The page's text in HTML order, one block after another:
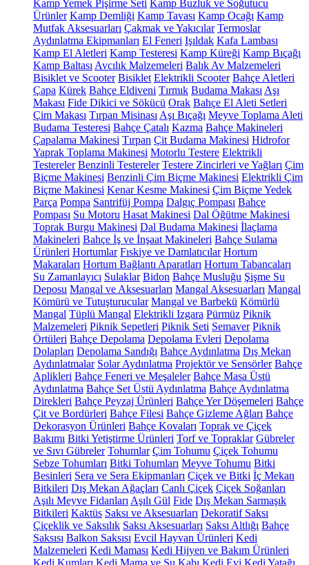
Kamp Yemek Pişirme Seti Kamp Buzluk ve Soğutucu
Ürünler Kamp Demliği Kamp Tavası Kamp Ocağı Kamp
Mutfak Aksesuarları Çakmak ve Yakıcılar Termoslar
Aydınlatma Ekipmanları El Feneri Işıldak Kafa Lambası
Kamp El Aletleri Kamp Testeresi Kamp Küreği Kamp Bıçağı
Kamp Baltası Avcılık Malzemeleri Balık Av Malzemeleri
Bisiklet ve Scooter Bisiklet Elektrikli Scooter Bahçe Aletleri
Çapa Kürek Bahçe Eldiveni Tırmık Budama Makası Aşı
Makası Fide Dikici ve Sökücü Orak Bahçe El Aleti Setleri
Çim Makası Tırpan Misinası Aşı Bıçağı Meyve Toplama Aleti
Budama Testeresi Bahçe Çatalı Kazma Bahçe Makineleri
Çapalama Makinesi Tırpan Çit Budama Makinesi Hidrofor
Yaprak Toplama Makinesi Motorlu Testere Elektrikli
Testereler Benzinli Testereler Testere Zincirleri ve Yağları Çim
Biçme Makinesi Benzinli Çim Biçme Makinesi Elektrikli Çim
Biçme Makinesi Kenar Kesme Makinesi Çim Biçme Yedek
Parça Pompa Santrifüj Pompa Dalgıç Pompası Bahçe
Pompası Su Motoru Hasat Makinesi Dal Öğütme Makinesi
Toprak Burgu Makinesi Dal Budama Makinesi İlaçlama
Makineleri Bahçe İş ve İnşaat Makineleri Bahçe Sulama
Ürünleri Hortumlar Fıskiye ve Damlatıcılar Hortum
Makaraları Hortum Bağlantı Aparatları Hortum Tabancaları
Su Zamanlayıcı Sulaklar Bidon Bahçe Musluğu Şişme Su
Deposu Mangal ve Aksesuarları Mangal Aksesuarları Mangal
Kömürü ve Tutuşturucular Mangal ve Barbekü Kömürlü
Mangal Tüplü Mangal Elektrikli Izgara Pürmüz Piknik
Malzemeleri Piknik Sepetleri Piknik Seti Semaver Piknik
Örtüleri Bahçe Depolama Depolama Evleri Depolama
Dolapları Depolama Sandığı Bahçe Aydınlatma Dış Mekan
Aydınlatmalar Solar Aydınlatma Projektör ve Sensörler Bahçe
Aplikleri Bahçe Feneri ve Meşaleler Bahçe Masa Üstü
Aydınlatma Bahçe Set Üstü Aydınlatma Bahçe Aydınlatma
Direkleri Bahçe Peyzaj Ürünleri Bahçe Yer Döşemeleri Bahçe
Çit ve Bordürleri Bahçe Filesi Bahçe Gizleme Ağları Bahçe
Dekorasyon Ürünleri Bahçe Kovaları Toprak ve Çiçek
Bakımı Bitki Yetiştirme Ürünleri Torf ve Topraklar Gübreler
ve Sıvı Gübreler Tohumlar Çim Tohumu Çiçek Tohumu
Sebze Tohumları Bitki Tohumları Meyve Tohumu Bitki
Besinleri Sera ve Sera Ekipmanları Çiçek ve Bitki İç Mekan
Bitkileri Dış Mekan Ağaçları Canlı Çiçek Çiçek Soğanları
Aşılı Meyve Fidanları Aşılı Gül Fide Dış Mekan Sarmaşık
Bitkileri Kaktüs Saksı ve Aksesuarları Dekoratif Saksı
Çiçeklik ve Saksılık Saksı Aksesuarları Saksı Altlığı Bahçe
Saksısı Balkon Saksısı Evcil Hayvan Ürünleri Kedi
Malzemeleri Kedi Maması Kedi Hijyen ve Bakım Ürünleri
Kedi Kumları Kedi Mama ve Su Kabı Kedi Evi Kedi Yatağı